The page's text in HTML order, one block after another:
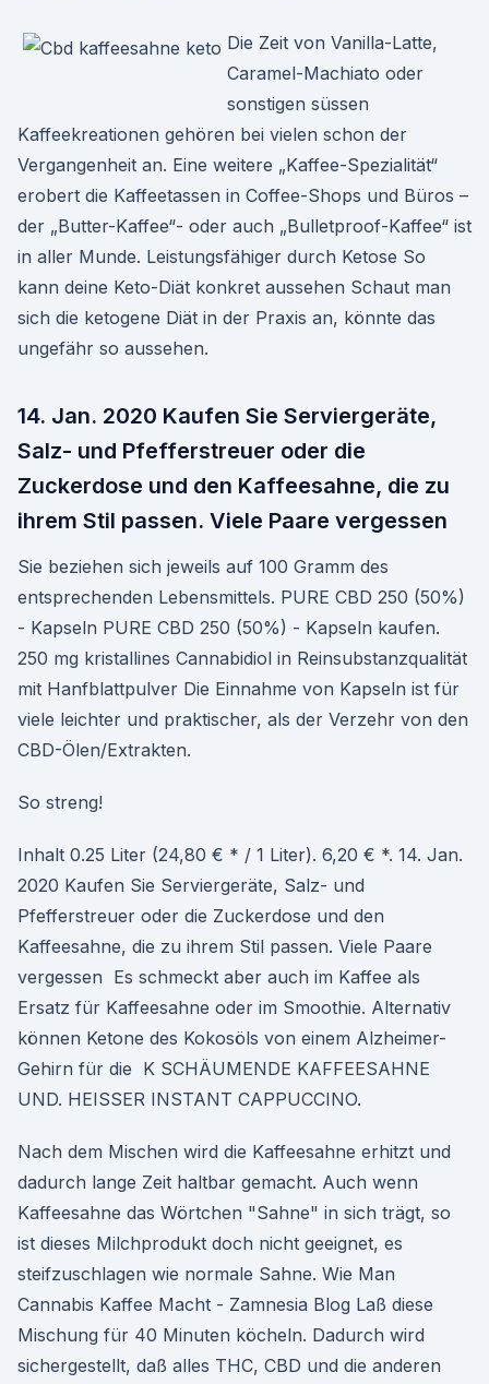
Die Zeit von Vanilla-Latte,
Caramel-Machiato oder
sonstigen süssen
Kaffeekreationen gehören bei vielen schon der
Vergangenheit an. Eine weitere „Kaffee-Spezialität“
erobert die Kaffeetassen in Coffee-Shops und Büros –
der „Butter-Kaffee“- oder auch „Bulletproof-Kaffee“ ist
in aller Munde. Leistungsfähiger durch Ketose So
kann deine Keto-Diät konkret aussehen Schaut man
sich die ketogene Diät in der Praxis an, könnte das
ungefähr so aussehen.
14. Jan. 2020 Kaufen Sie Serviergeräte,
Salz- und Pfefferstreuer oder die
Zuckerdose und den Kaffeesahne, die zu
ihrem Stil passen. Viele Paare vergessen
Sie beziehen sich jeweils auf 100 Gramm des
entsprechenden Lebensmittels. PURE CBD 250 (50%)
- Kapseln PURE CBD 250 (50%) - Kapseln kaufen.
250 mg kristallines Cannabidiol in Reinsubstanzqualität
mit Hanfblattpulver Die Einnahme von Kapseln ist für
viele leichter und praktischer, als der Verzehr von den
CBD-Ölen/Extrakten.
So streng!
Inhalt 0.25 Liter (24,80 € * / 1 Liter). 6,20 € *. 14. Jan.
2020 Kaufen Sie Serviergeräte, Salz- und
Pfefferstreuer oder die Zuckerdose und den
Kaffeesahne, die zu ihrem Stil passen. Viele Paare
vergessen Es schmeckt aber auch im Kaffee als
Ersatz für Kaffeesahne oder im Smoothie. Alternativ
können Ketone des Kokosöls von einem Alzheimer-
Gehirn für die K SCHÄUMENDE KAFFEESAHNE
UND. HEISSER INSTANT CAPPUCCINO.
Nach dem Mischen wird die Kaffeesahne erhitzt und
dadurch lange Zeit haltbar gemacht. Auch wenn
Kaffeesahne das Wörtchen "Sahne" in sich trägt, so
ist dieses Milchprodukt doch nicht geeignet, es
steifzuschlagen wie normale Sahne. Wie Man
Cannabis Kaffee Macht - Zamnesia Blog Laß diese
Mischung für 40 Minuten köcheln. Dadurch wird
sichergestellt, daß alles THC, CBD und die anderen